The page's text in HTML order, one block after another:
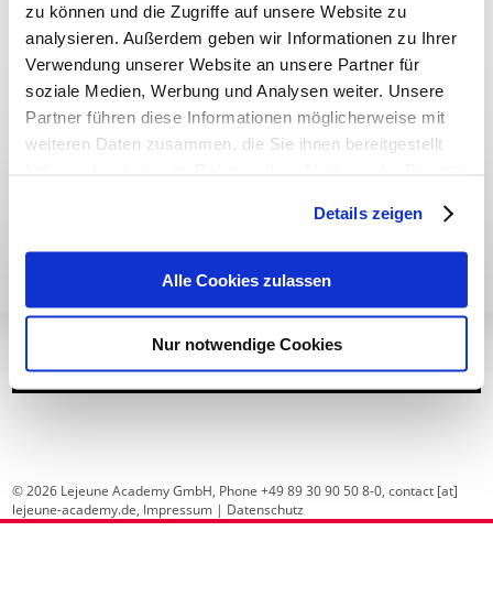
zu können und die Zugriffe auf unsere Website zu
analysieren. Außerdem geben wir Informationen zu Ihrer
Verwendung unserer Website an unsere Partner für
soziale Medien, Werbung und Analysen weiter. Unsere
Partner führen diese Informationen möglicherweise mit
weiteren Daten zusammen, die Sie ihnen bereitgestellt
Details zeigen
Alle Cookies zulassen
Nur notwendige Cookies
Der Münchner Medizintalk
ZU DEN WEITEREN SENDUNGEN
© 2026 Lejeune Academy GmbH, Phone +49 89 30 90 50 8-0,contact [at]
lejeune-academy.de, Impressum | Datenschutz